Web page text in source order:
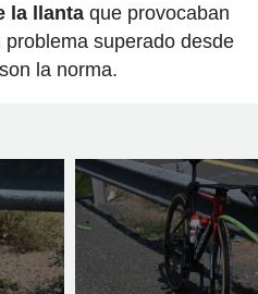
la llantaque provocaban
superado desde
la norma.